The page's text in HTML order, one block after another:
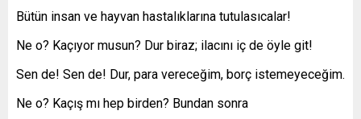
Bütün insan ve hayvan hastalıklarına tutulasıcalar!
Ne o? Kaçıyor musun? Dur biraz; ilacını iç de öyle git!
Sen de! Sen de! Dur, para vereceğim, borç istemeyeceğim.
Ne o? Kaçış mı hep birden? Bundan sonra